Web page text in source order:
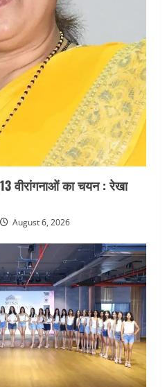
वीरांगनाओं का चयन : रेखा
August 6, 2026